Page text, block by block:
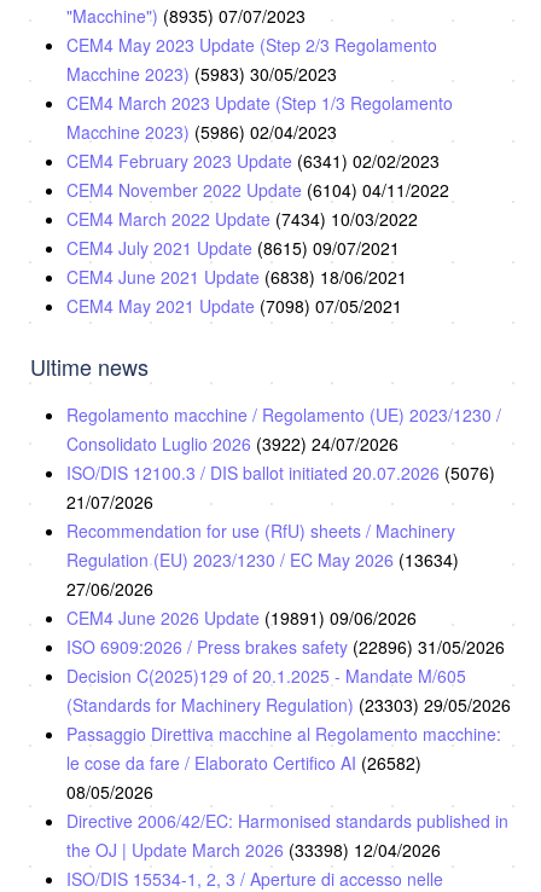
"Macchine") (8935) 07/07/2023
CEM4 May 2023 Update (Step 2/3 Regolamento
Macchine 2023) (5983) 30/05/2023
CEM4 March 2023 Update (Step 1/3 Regolamento
Macchine 2023) (5986) 02/04/2023
CEM4 February 2023 Update (6341) 02/02/2023
CEM4 November 2022 Update (6104) 04/11/2022
CEM4 March 2022 Update (7434) 10/03/2022
CEM4 July 2021 Update (8615) 09/07/2021
CEM4 June 2021 Update (6838) 18/06/2021
CEM4 May 2021 Update (7098) 07/05/2021
Ultime news
Regolamento macchine / Regolamento (UE) 2023/1230 /
Consolidato Luglio 2026 (3922) 24/07/2026
ISO/DIS 12100.3 / DIS ballot initiated 20.07.2026 (5076)
21/07/2026
Recommendation for use (RfU) sheets / Machinery
Regulation (EU) 2023/1230 / EC May 2026 (13634)
27/06/2026
CEM4 June 2026 Update (19891) 09/06/2026
ISO 6909:2026 / Press brakes safety (22896) 31/05/2026
Decision C(2025)129 of 20.1.2025 - Mandate M/605
(Standards for Machinery Regulation) (23303) 29/05/2026
Passaggio Direttiva macchine al Regolamento macchine:
le cose da fare / Elaborato Certifico AI (26582)
08/05/2026
Directive 2006/42/EC: Harmonised standards published in
the OJ | Update March 2026 (33398) 12/04/2026
ISO/DIS 15534-1, 2, 3 / Aperture di accesso nelle